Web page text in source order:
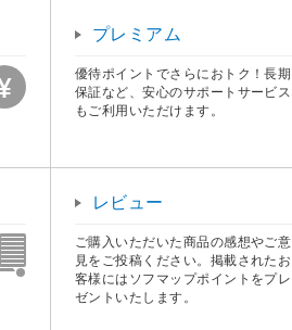
プレミアム
優待ポイントでさらにおトク！長期
保証など、安心のサポートサービス
もご利用いただけます。
レビュー
ご購入いただいた商品の感想やご意
見をご投稿ください。掲載されたお
客様にはソフマップポイントをプレ
ゼントいたします。